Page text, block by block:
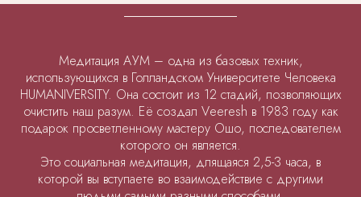
Медитация АУМ – одна из базовых техник,
использующихся в Голландском Университете Человека
HUMANIVERSITY. Она состоит из 12 стадий, позволяющих
очистить наш разум. Её создал Vееresh в 1983 году как
подарок просветленному мастеру Ошо, последователем
которого он является.
Это социальная медитация, длящаяся 2,5-3 часа, в
которой вы вступаете во взаимодействие с другими